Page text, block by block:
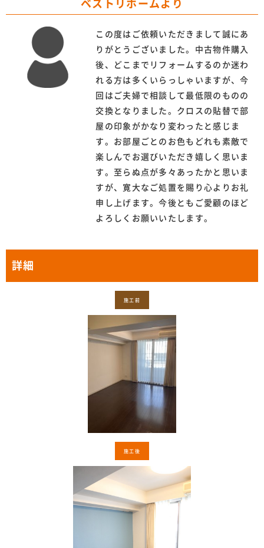
ベストリホームより
この度はご依頼いただきまして誠にあ
りがとうございました。中古物件購入
後、どこまでリフォームするのか迷わ
れる方は多くいらっしゃいますが、今
回はご夫婦で相談して最低限のものの
交換となりました。クロスの貼替で部
屋の印象がかなり変わったと感じま
す。お部屋ごとのお色もどれも素敵で
楽しんでお選びいただき嬉しく思いま
す。至らぬ点が多々あったかと思いま
すが、寛大なご処置を賜り心よりお礼
申し上げます。今後ともご愛顧のほど
よろしくお願いいたします。
詳細
施工前
施工後